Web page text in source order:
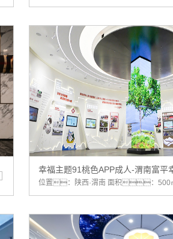
幸福主题91桃色APP成人-渭南富平
位置：陕西·渭南 面积：500